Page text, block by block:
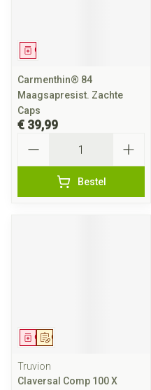
Geneesmiddel
Carmenthin® 84
Maagsapresist. Zachte
Caps
€ 39,99
Bestel
Op voorschrift
Geneesmiddel
Truvion
Claversal Comp 100 X